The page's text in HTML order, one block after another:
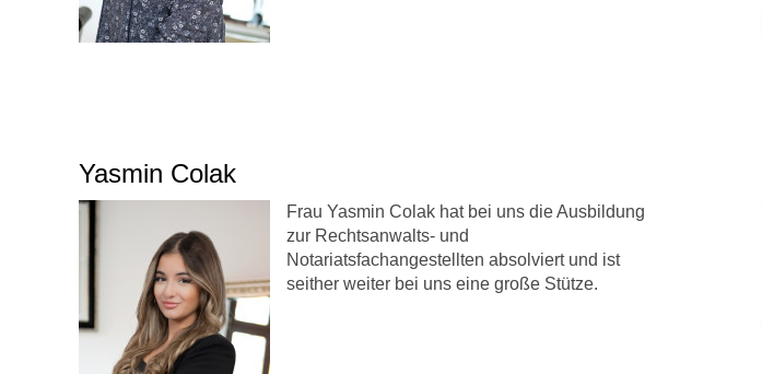
Yasmin Colak
Frau Yasmin Colak hat bei uns die Ausbildung
zur Rechtsanwalts- und
Notariatsfachangestellten absolviert und ist
seither weiter bei uns eine große Stütze.